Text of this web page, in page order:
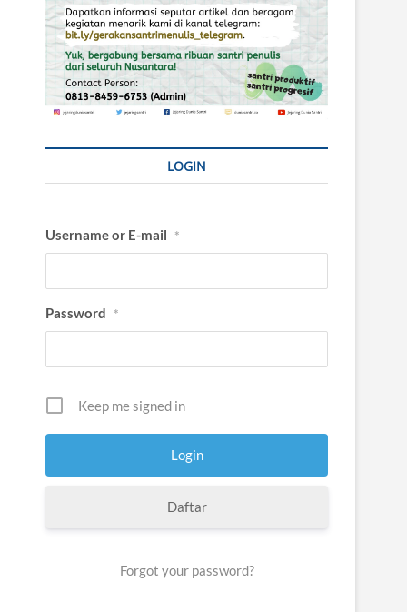
LOGIN
Username or E-mail *
Password *
Keep me signed in
Daftar
Forgot your password?